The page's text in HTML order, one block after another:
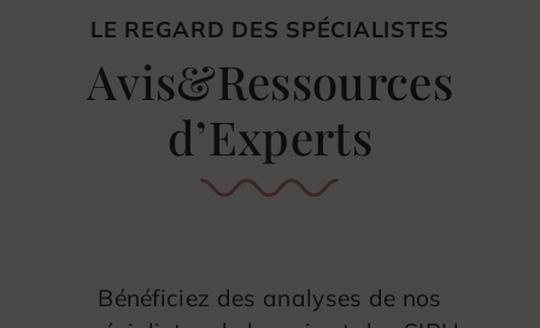
LE REGARD DES SPÉCIALISTES
Avis&Ressources
d’Experts
Bénéficiez des analyses de nos